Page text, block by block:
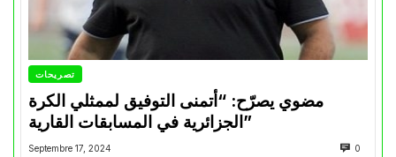
تصريحات
مضوي يصرّح: “أتمنى التوفيق لممثلي الكرة
الجزائرية في المسابقات القارية”
Septembre 17, 2024 0